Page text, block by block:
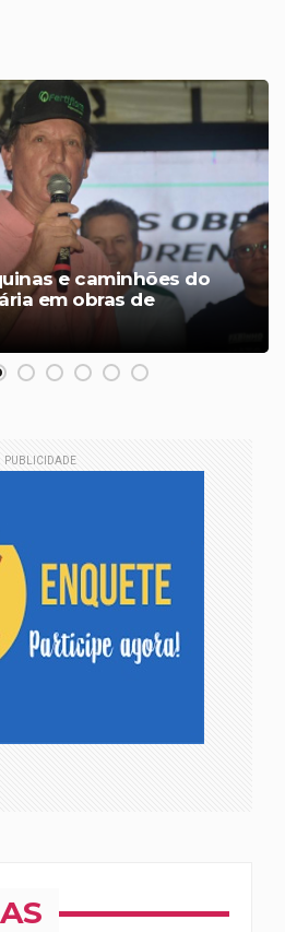
e caminhões do
em obras de
PUBLICIDADE